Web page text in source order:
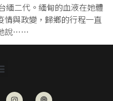
緬二代。緬甸的血液在她體
情與政變，歸鄉的行程一直
說……